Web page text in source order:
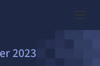
2023